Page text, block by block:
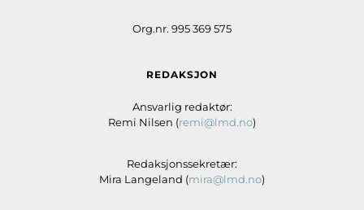
Org.nr. 995 369 575
REDAKSJON
Ansvarlig redaktør:
Remi Nilsen (remi@lmd.no)
Redaksjonssekretær:
Mira Langeland (mira@lmd.no)